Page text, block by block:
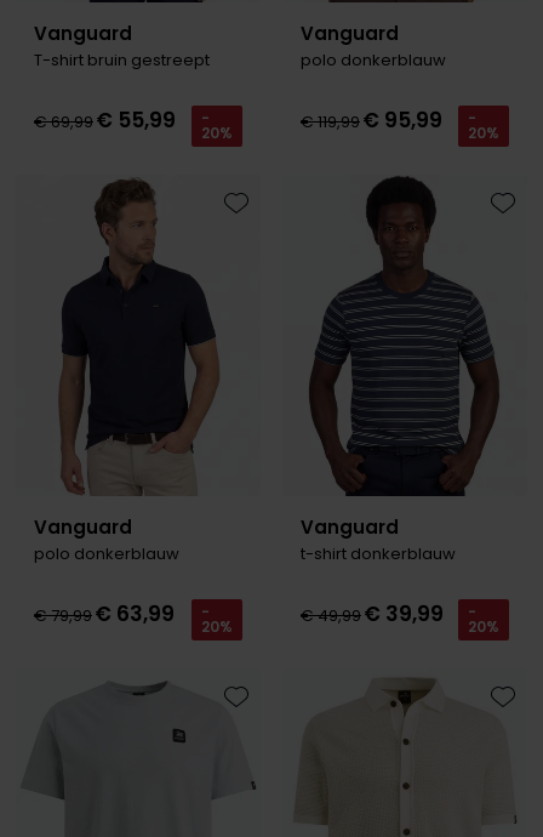
Vanguard
T-shirt bruin gestreept
€ 69,99€ 55,99 -
20%
Vanguard
polo donkerblauw
€ 119,99€ 95,99 -
20%
Vanguard
polo donkerblauw
€ 79,99€ 63,99 -
20%
Toevoegen aan favorieten
Vanguard
t-shirt donkerblauw
€ 49,99€ 39,99 -
20%
Toevoegen aan favorieten